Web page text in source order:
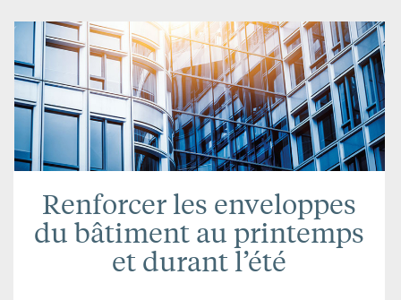
Renforcer les enveloppes
du bâtiment au printemps
et durant l’été